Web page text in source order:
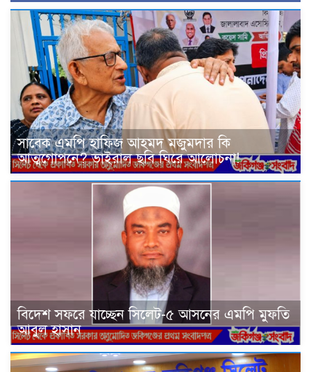
সাবেক এমপি হাফিজ আহমদ মজুমদার কি
আত্মগোপনে? ভাইরাল ছবি ঘিরে আলোচনা!
বিদেশ সফরে যাচ্ছেন সিলেট-৫ আসনের এমপি মুফতি
আবুল হাসান